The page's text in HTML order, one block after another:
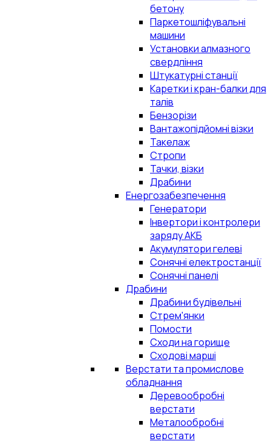
бетону
Паркетошліфувальні
машини
Установки алмазного
свердління
Штукатурні станції
Каретки і кран-балки для
талів
Бензорізи
Вантажопідйомні візки
Такелаж
Стропи
Тачки, візки
Драбини
Енергозабезпечення
Генератори
Інвертори і контролери
заряду АКБ
Акумулятори гелеві
Сонячні електростанції
Сонячні панелі
Драбини
Драбини будівельні
Стрем'янки
Помости
Сходи на горище
Сходові марші
Верстати та промислове
обладнання
Деревообробні
верстати
Металообробні
верстати